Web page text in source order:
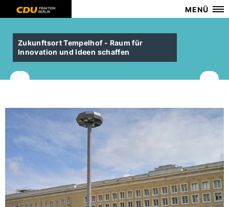
MENÜ
Zukunftsort Tempelhof - Raum für
Innovation und Ideen schaffen